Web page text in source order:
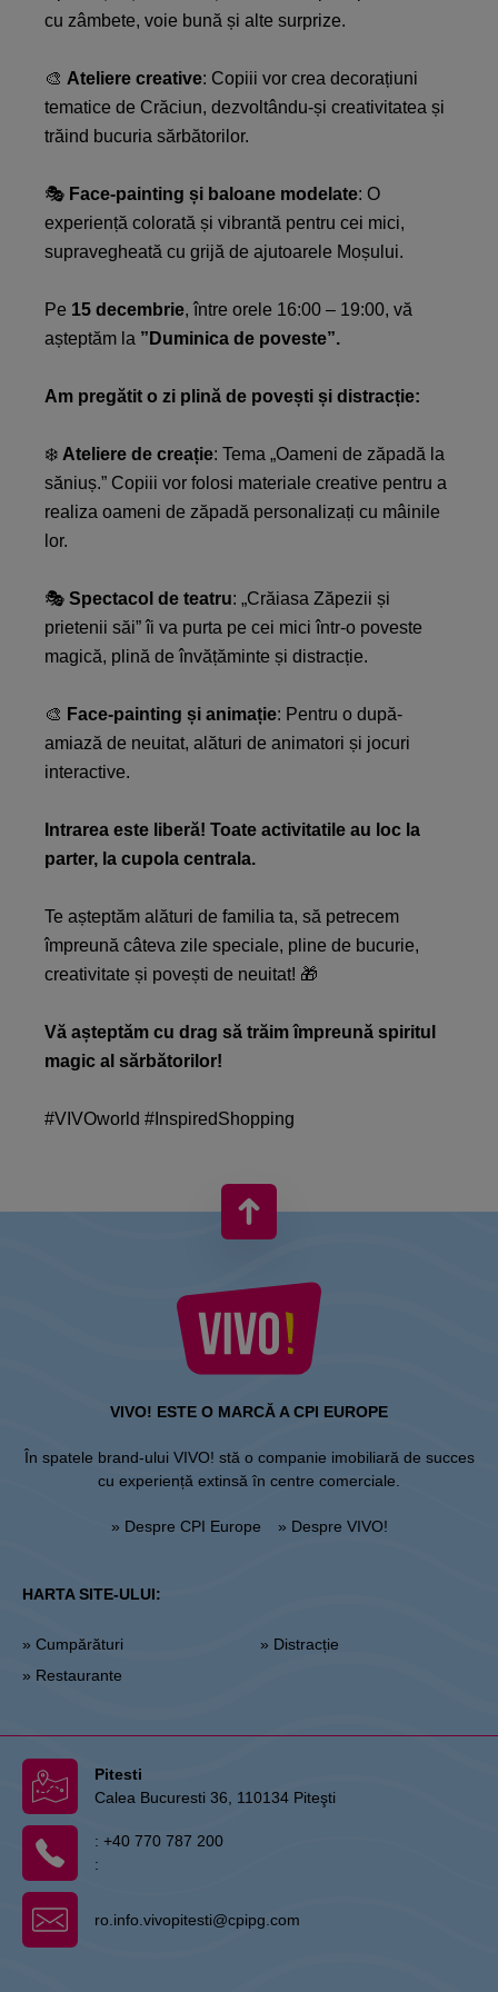
cu zâmbete, voie bună și alte surprize.​
🎨 Ateliere creative: Copiii vor crea decorațiuni
tematice de Crăciun, dezvoltându-și creativitatea și
trăind bucuria sărbătorilor.​
🎭 Face-painting și baloane modelate: O
experiență colorată și vibrantă pentru cei mici,
supravegheată cu grijă de ajutoarele Moșului.​
​Pe 15 decembrie, între orele 16:00 – 19:00, vă
așteptăm la ”Duminica de poveste”​.
​Am pregătit o zi plină de povești și distracție:​
❄️ Ateliere de creație: Tema „Oameni de zăpadă la
săniuș.” Copiii vor folosi materiale creative pentru a
realiza oameni de zăpadă personalizați cu mâinile
lor.​
🎭 Spectacol de teatru: „Crăiasa Zăpezii și
prietenii săi” îi va purta pe cei mici într-o poveste
magică, plină de învățăminte și distracție.​
🎨 Face-painting și animație: Pentru o după-
amiază de neuitat, alături de animatori și jocuri
interactive.​
Intrarea este liberă! Toate activitatile au loc la
parter, la cupola centrala.​
Te așteptăm alături de familia ta, să petrecem
împreună câteva zile speciale, pline de bucurie,
creativitate și povești de neuitat! 🎁​
Vă așteptăm cu drag să trăim împreună spiritul
magic al sărbătorilor!​
#VIVOworld #InspiredShopping
VIVO! ESTE O MARCĂ A CPI EUROPE
În spatele brand-ului VIVO! stă o companie imobiliară de succes
cu experiență extinsă în centre comerciale.
» Despre CPI Europe » Despre VIVO!
HARTA SITE-ULUI:
» Cumpărături
» Restaurante
» Distracție
Pitesti
Calea Bucuresti 36, 110134 Piteşti
: +40 770 787 200
:
ro.info.vivopitesti@cpipg.com